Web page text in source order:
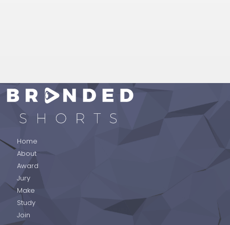
BRANDED SHORTS
Home
About
Award
Jury
Make
Study
Join